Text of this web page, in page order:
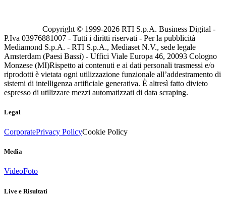
Copyright © 1999-2026 RTI S.p.A. Business Digital -
P.Iva 03976881007 - Tutti i diritti riservati - Per la pubblicità
Mediamond S.p.A. - RTI S.p.A., Mediaset N.V., sede legale
Amsterdam (Paesi Bassi) - Uffici Viale Europa 46, 20093 Cologno
Monzese (MI)Rispetto ai contenuti e ai dati personali trasmessi e/o
riprodotti è vietata ogni utilizzazione funzionale all’addestramento di
sistemi di intelligenza artificiale generativa. È altresì fatto divieto
espresso di utilizzare mezzi automatizzati di data scraping.
Legal
CorporatePrivacy PolicyCookie Policy
Media
VideoFoto
Live e Risultati